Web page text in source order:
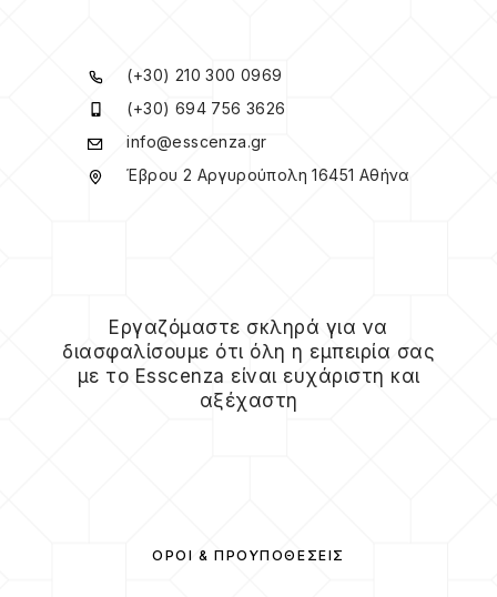
(+30) 210 300 0969
(+30) 694 756 3626
info@esscenza.gr
Έβρου 2 Αργυρούπολη 16451 Αθήνα
Εργαζόμαστε σκληρά για να
διασφαλίσουμε ότι όλη η εμπειρία σας
με το Esscenza είναι ευχάριστη και
αξέχαστη
ΌΡΟΙ & ΠΡΟΫΠΟΘΈΣΕΙΣ